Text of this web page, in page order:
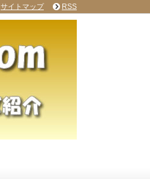
サイトマップ RSS